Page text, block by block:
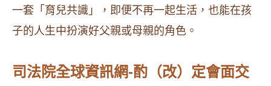
一套「育兒共識」，即便不再一起生活，也能在孩
子的人生中扮演好父親或母親的角色。
司法院全球資訊網-酌（改）定會面交